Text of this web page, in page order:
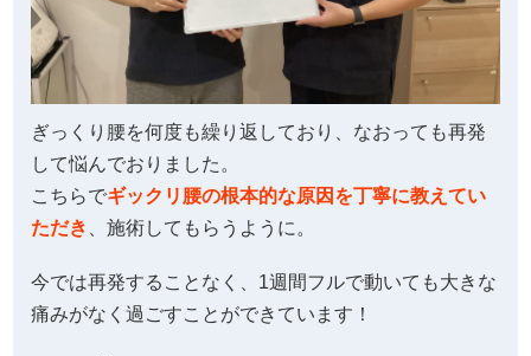
ぎっくり腰を何度も繰り返しており、なおっても再発
して悩んでおりました。
こちらでギックリ腰の根本的な原因を丁寧に教えてい
ただき
、施術してもらうように。
今では再発することなく、1週間フルで動いても大きな
痛みがなく過ごすことができています！